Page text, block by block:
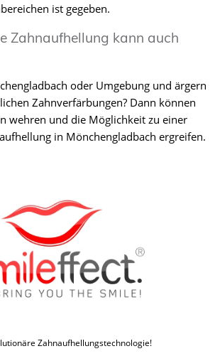
ist gegeben.
Zahnaufhellung kann auch
oder Umgebung und ärgern
Zahnverfärbungen? Dann können
wehren und die Möglichkeit zu einer
in Mönchengladbach ergreifen.
Zahnaufhellungstechnologie!